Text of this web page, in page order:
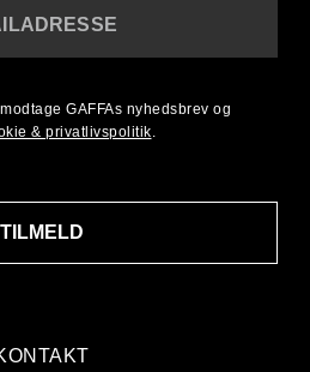
TILMELD
GAFFAs nyhedsbrev og
& privatlivspolitik